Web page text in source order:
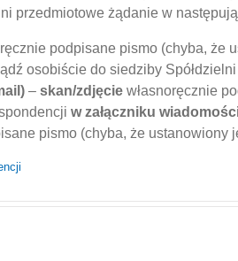
przedmiotowe żądanie w
podpisane pismo (chyba, że
osobiście do siedziby
– skan/zdjęcie własnoręcznie
w załączniku
pismo (chyba, że